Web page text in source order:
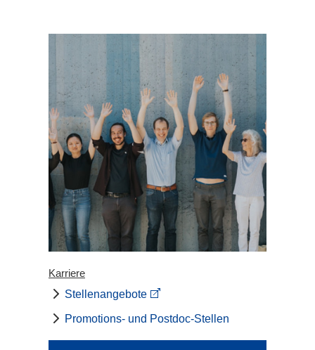
Karriere
Stellenangebote
Promotions- und Postdoc-Stellen